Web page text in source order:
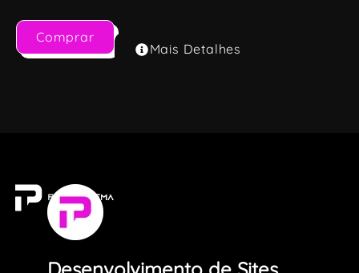
Comprar
Mais Detalhes